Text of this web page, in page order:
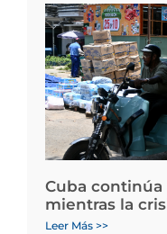
Cuba
mientras la
Leer Más >>